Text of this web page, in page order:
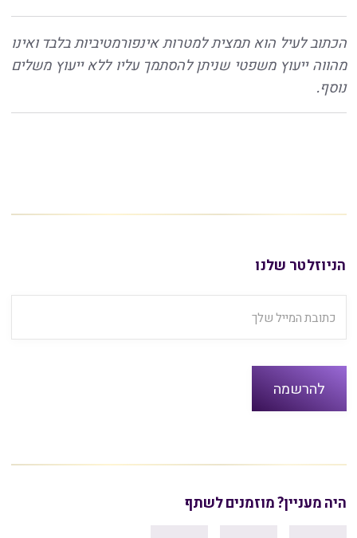
הכתוב לעיל הוא תמצית למטרות אינפורמטיביות בלבד ואינו
מהווה ייעוץ משפטי שניתן להסתמך עליו ללא ייעוץ משלים
נוסף.
הניוזלטר שלנו
היה מעניין? מוזמנים לשתף